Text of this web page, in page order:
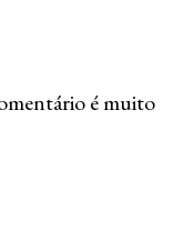
é muito